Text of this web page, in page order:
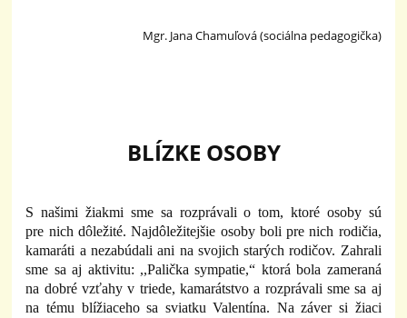
Mgr. Jana Chamuľová (sociálna pedagogička)
BLÍZKE OSOBY
S našimi žiakmi sme sa rozprávali o tom, ktoré osoby sú
pre nich dôležité. Najdôležitejšie osoby boli pre nich rodičia,
kamaráti a nezabúdali ani na svojich starých rodičov. Zahrali
sme sa aj aktivitu: ,,Palička sympatie,“ ktorá bola zameraná
na dobré vzťahy v triede, kamarátstvo a rozprávali sme sa aj
na tému blížiaceho sa sviatku Valentína. Na záver si žiaci